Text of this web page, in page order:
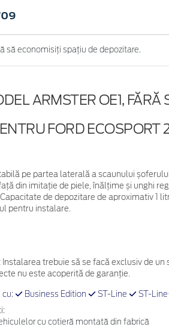
să economisiţi spaţiu de depozitare.
ARMSTER OE1, FĂRĂ
FORD ECOSPORT
pe partea laterală a scaunului
din imitație de piele, înălțime și unghi
de depozitare de aproximativ 1
pentru instalare.
Instalarea trebuie să se facă exclusiv de un
nu este acoperită de garanţie.
cu: Business Edition ST-Line ST-
cu cotieră montată din fabrică